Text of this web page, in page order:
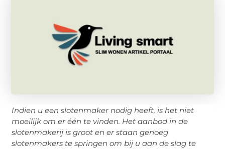
Indien u een slotenmaker nodig heeft, is het niet
moeilijk om er één te vinden. Het aanbod in de
slotenmakerij is groot en er staan genoeg
slotenmakers te springen om bij u aan de slag te